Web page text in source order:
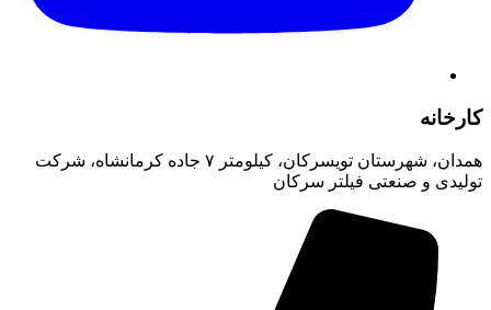
کارخانه
همدان، شهرستان تویسرکان، کیلومتر ۷ جاده کرمانشاه، شرکت
تولیدی و صنعتی فیلتر سرکان